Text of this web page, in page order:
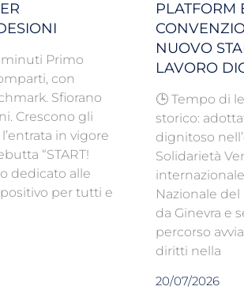
minuti Primo
con
Sfiorano
Crescono gli
in vigore
“START!
dedicato alle
per tutti e
PLATFORM
NUOVO
LAVORO
🕒 Tempo di
storico:
dignitoso
Solidarietà
Nazionale
da Ginevra e
percorso
diritti nella
20/07/2026